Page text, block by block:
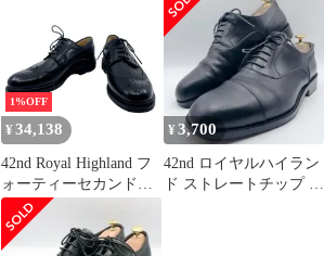
1%OFF
¥ 34,138
42nd Royal Highland フ
ォーティーセカンドロ
イヤルハイランド エ
クスプローラー ウィ
ングチップ ブラッ
¥3,700
42nd ロイヤルハイラン
ド ストレートチップ 内